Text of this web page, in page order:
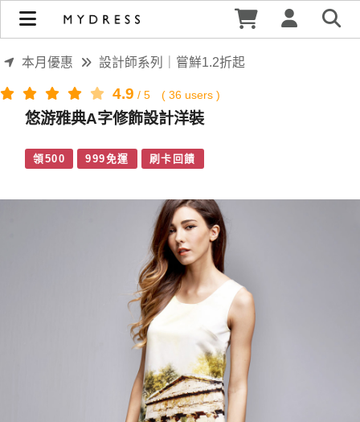
悠游雅典A字修飾設計洋裝 | MYDRESS 時裳韓風
本月優惠 設計師系列｜嘗鮮1.2折起
4.9 / 5 ( 36 users )
悠游雅典A字修飾設計洋裝
領500 999免運 刷卡回饋